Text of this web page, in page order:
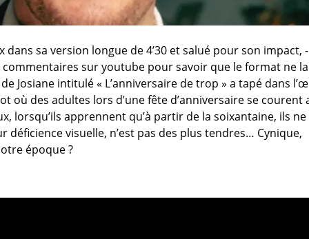
dans sa version longue de 4’30 et salué pour son impact,
sur youtube pour savoir que le format ne
Josiane intitulé « L’anniversaire de trop » a tapé dans
où des adultes lors d’une fête d’anniversaire se courent
lorsqu’ils apprennent qu’à partir de la soixantaine, ils ne
déficience visuelle, n’est pas des plus tendres… Cynique,
époque ?